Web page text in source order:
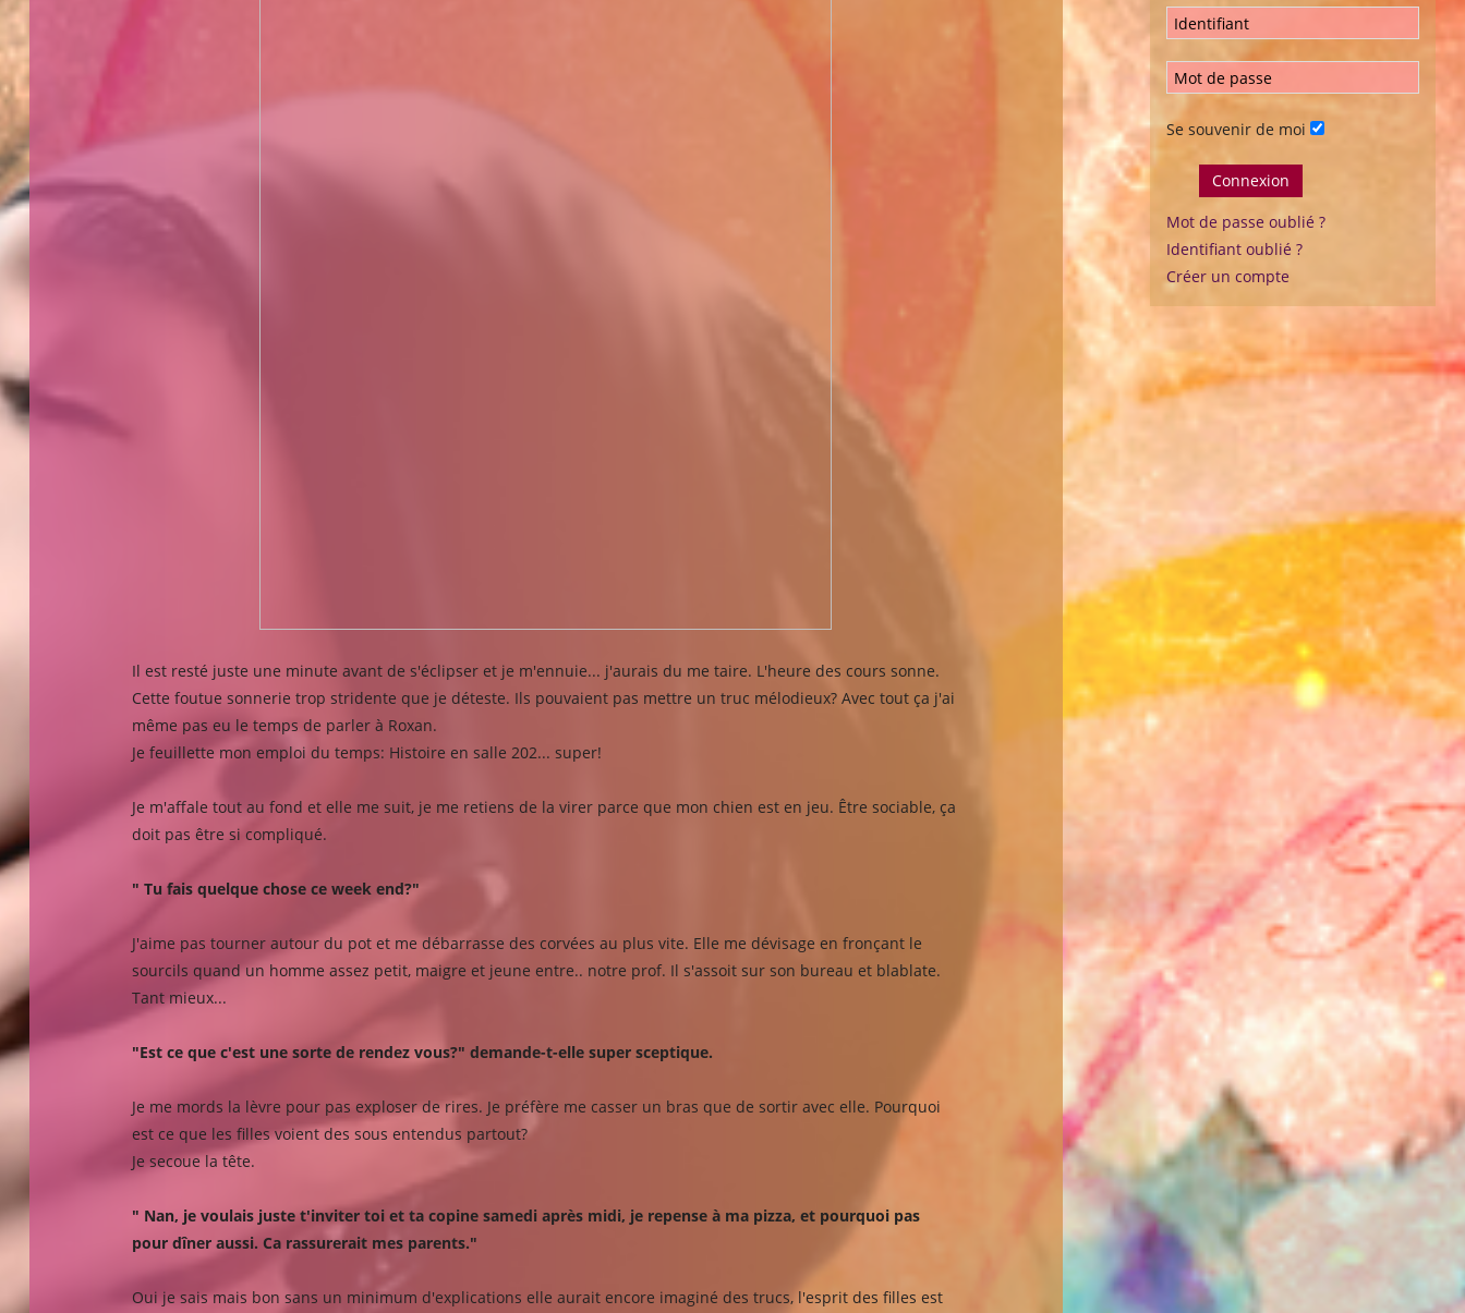
Il est resté juste une minute avant de s'éclipser et je m'ennuie... j'aurais du me taire. L'heure des cours sonne.
Cette foutue sonnerie trop stridente que je déteste. Ils pouvaient pas mettre un truc mélodieux? Avec tout ça j'ai
même pas eu le temps de parler à Roxan.
Je feuillette mon emploi du temps: Histoire en salle 202... super!
Je m'affale tout au fond et elle me suit, je me retiens de la virer parce que mon chien est en jeu. Être sociable, ça
doit pas être si compliqué.
" Tu fais quelque chose ce week end?"
J'aime pas tourner autour du pot et me débarrasse des corvées au plus vite. Elle me dévisage en fronçant le
sourcils quand un homme assez petit, maigre et jeune entre.. notre prof. Il s'assoit sur son bureau et blablate.
Tant mieux...
"Est ce que c'est une sorte de rendez vous?" demande-t-elle super sceptique.
Je me mords la lèvre pour pas exploser de rires. Je préfère me casser un bras que de sortir avec elle. Pourquoi
est ce que les filles voient des sous entendus partout?
Je secoue la tête.
" Nan, je voulais juste t'inviter toi et ta copine samedi après midi, je repense à ma pizza, et pourquoi pas
pour dîner aussi. Ca rassurerait mes parents."
Oui je sais mais bon sans un minimum d'explications elle aurait encore imaginé des trucs, l'esprit des filles est
Se souvenir de moi
Connexion
Mot de passe oublié ?
Identifiant oublié ?
Créer un compte